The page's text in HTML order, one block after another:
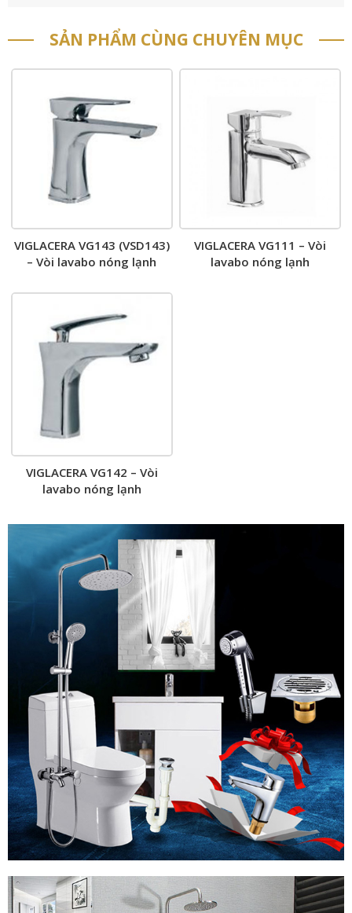
SẢN PHẨM CÙNG CHUYÊN MỤC
VIGLACERA VG143 (VSD143)
– Vòi lavabo nóng lạnh
VIGLACERA VG111 – Vòi
lavabo nóng lạnh
VIGLACERA VG142 – Vòi
lavabo nóng lạnh